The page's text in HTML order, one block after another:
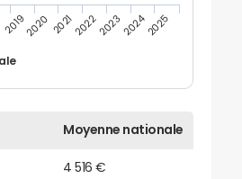
20192020 20212022202320242025
Moyenne nationale
4 516 €